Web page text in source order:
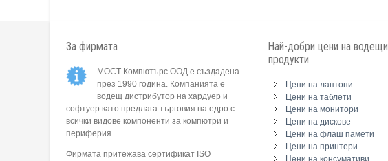
За фирмата
МОСТ Компютърс ООД е създадена
през 1990 година. Компанията е
водещ дистрибутор на хардуер и
софтуер като предлага търговия на едро с
всички видове компоненти за компютри и
периферия.
Фирмата притежава сертификат ISO
Най-добри цени на водещи
продукти
Цени на лаптопи
Цени на таблети
Цени на монитори
Цени на дискове
Цени на флаш памети
Цени на принтери
Цени на консумативи